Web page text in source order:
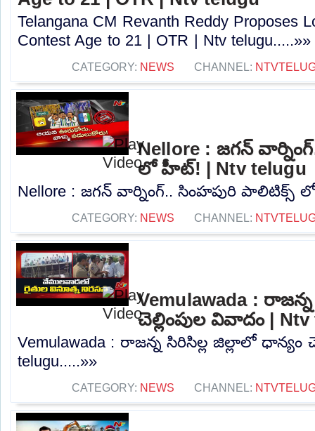
Telangana CM Revanth Reddy Proposes
Contest Age to 21 | OTR | Ntv telugu.....»»
CATEGORY: NEWS CHANNEL:
Nellore : జగన్
లో హీట్! | Ntv telugu
Nellore : జగన్ వార్నింగ్.. సింహపురి పాలిటిక్స్
CATEGORY: NEWS CHANNEL:
Vemulawada :
చెల్లింపుల వివాదం |
Vemulawada : రాజన్న సిరిసిల్ల జిల్లాలో ధాన్యం
telugu.....»»
CATEGORY: NEWS CHANNEL: